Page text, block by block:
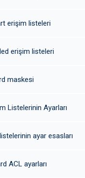
erişim listeleri
erişim listeleri
maskesi
Listelerinin Ayarları
ayar esasları
ACL ayarları